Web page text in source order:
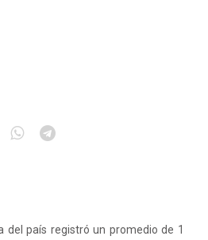
del país registró un promedio de 1